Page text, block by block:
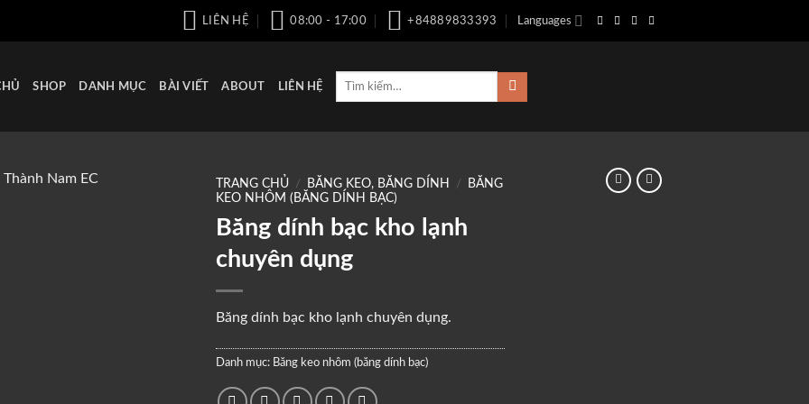
LIÊN HỆ 08:00 - 17:00 +84889833393 Languages
SHOP DANH MỤC BÀI VIẾT ABOUT LIÊN HỆ
Tìm
TRANG CHỦ / BĂNG KEO, BĂNG DÍNH /
BĂNG
KEO NHÔM (BĂNG DÍNH BẠC)
Băng dính bạc kho lạnh
chuyên dụng
Băng dính bạc kho lạnh chuyên dụng.
Danh mục: Băng keo nhôm (băng dính bạc)